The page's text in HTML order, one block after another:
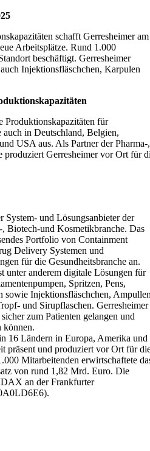
schafft Gerresheimer am
Arbeitsplätze. Rund 1.000
beschäftigt. Gerresheimer
Injektionsfläschchen, Karpulen
Produktionskapazitäten für
auch in Deutschland, Belgien,
USA aus. Als Partner der Pharma-,
produziert Gerresheimer vor Ort für
System- und Lösungsanbieter der
Biotech-und Kosmetikbranche. Das
Portfolio von Containment
Delivery Systemen und
für die Gesundheitsbranche an.
unter anderem digitale Lösungen für
Spritzen, Pens,
sowie Injektionsfläschchen,
und Sirupflaschen. Gerresheimer
zum Patienten gelangen und
können.
16 Ländern in Europa, Amerika und
präsent und produziert vor Ort für
Mitarbeitenden erwirtschaftete
von rund 1,82 Mrd. Euro. Die
an der Frankfurter